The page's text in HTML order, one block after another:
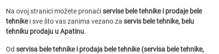
Na ovoj stranici možete pronaćiservise bele tehnike i prodaje bele
tehnikei sve što vas zanima vezano za servis bele tehnike, belu
tehniku prodaju u Apatinu.
Od servisa bele tehnike i prodaja bele tehnike (servisa bele tehnike,